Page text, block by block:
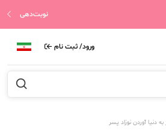
نوبت‌دهی
ورود/ ثبت نام
دنیا آوردن نوزاد پسر